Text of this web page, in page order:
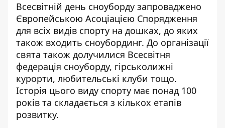
Всесвітній день сноуборду запроваджено
Європейською Асоціацією Спорядження
для всіх видів спорту на дошках, до яких
також входить сноубординг. До організації
свята також долучилися Всесвітня
федерація сноуборду, гірськолижні
курорти, любительські клуби тощо.
Історія цього виду спорту має понад 100
років та складається з кількох етапів
розвитку.